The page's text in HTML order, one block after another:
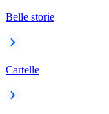
Belle storie
Cartelle